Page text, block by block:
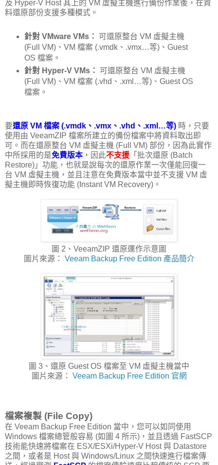
及 Hyper-V Host 其上的 VM 虛擬主機進行備份作業後，在資
料還原部份支援多種模式。
針對 VMware VMs：
可還原整台 VM 虛擬主機
(Full VM)、VM 檔案 (.vmdk、.vmx…等)、Guest
OS 檔案。
針對 Hyper-V VMs：
可還原整台 VM 虛擬主機
(Full VM)、VM 檔案 (.vhd、.xml…等)、Guest OS
檔案。
要還原 VM 檔案 (.vmdk、.vmx、.vhd、.xml…等) 時，只要
使用由 VeeamZIP 檔案所建立的備份檔案中將資料取出即
可。而在還原整台 VM 虛擬主機 (Full VM) 部份，因為此實作
中所採用的是免費版本 ，因此不支援 「批次還原 (Batch
Restore)」功能，也就是說每次的還原作業一次僅能回復一
台 VM 虛擬主機，並且注意在免費版本當中並不支援 VM 虛
擬主機即時恢復功能 (Instant VM Recovery)。
圖 2、VeeamZIP 還原運作示意圖
圖片來源： Veeam Backup Free Edition 產品簡介
圖 3、還原 Guest OS 檔案至 VM 虛擬主機當中
圖片來源： Veeam Backup Free Edition 官網
檔案複製 (File Copy)
在 Veeam Backup Free Edition 當中，您可以如同使用
Windows 檔案總管般容易 (如圖 4 所示)，並且透過 FastSCP
技術能快速將檔案在 ESX/ESXi/Hyper-V Host 與 Datastore
之間，或者是 Host 與 Windows/Linux 之間快速進行檔案傳